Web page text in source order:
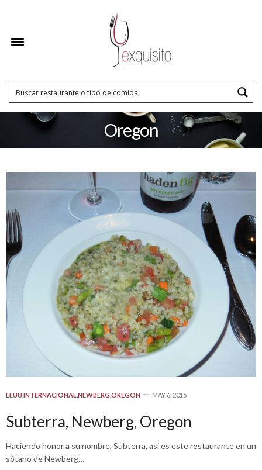
Oregon
EEUU,INTERNACIONAL,NEWBERG,OREGON MAY 6, 2015
Subterra, Newberg, Oregon
Haciendo honor a su nombre, Subterra, asi es este restaurante en un
sótano de Newberg…